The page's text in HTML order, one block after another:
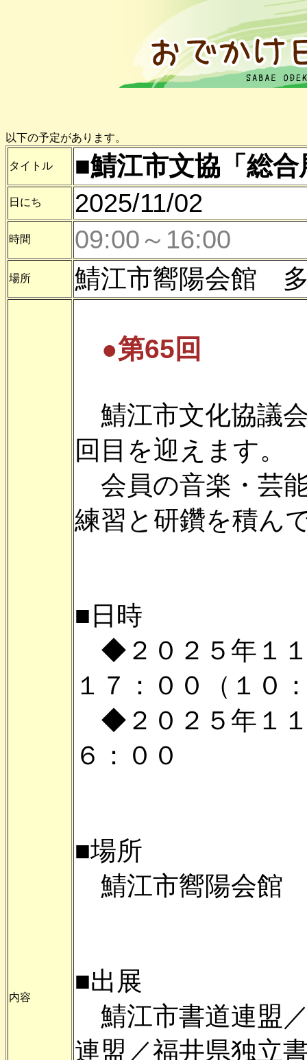
以下の予定があります。
タイトル ■鯖江市文協「総
日にち 2025/11/02
時間 09:00～16:00
場所 鯖江市嚮陽会館
内容
●第65回
鯖江市文化協議
回目を迎えます。
会員の音楽・芸
練習と研鑽を積ん
■日時
◆２０２５年１
１７：００（１０
◆２０２５年１
６：００
■場所
鯖江市嚮陽会館
■出展
鯖江市書道連盟
連盟／福井県独立